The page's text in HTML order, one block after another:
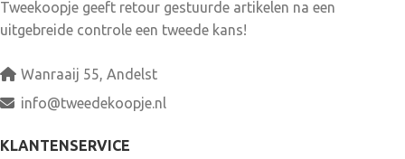
Tweekoopje geeft retour gestuurde artikelen na een
uitgebreide controle een tweede kans!
Wanraaij 55, Andelst
info@tweedekoopje.nl
KLANTENSERVICE